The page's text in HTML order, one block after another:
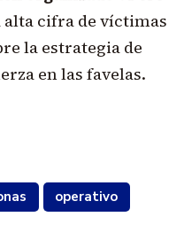
cifra de víctimas
la estrategia de
en las favelas.
operativo